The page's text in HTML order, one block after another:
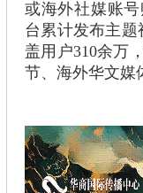
或海外社媒账
台累计发布主题
盖用户310余万
节、海外华文媒